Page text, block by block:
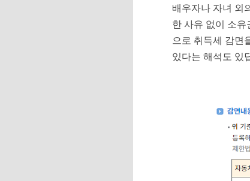
배우자나 자녀 외
한 사유 없이 소
으로 취득세 감면
있다는 해석도 있